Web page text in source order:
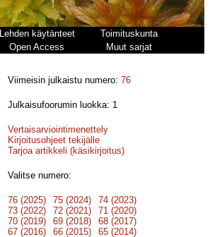
Lehden käytänteet
Toimituskunta
Open Access Muut sarjat
Viimeisin julkaistu numero:76
Julkaisufoorumin luokka: 1
Vertaisarviointimenettely
Kirjoitusohjeet tekijälle
Tarjoa artikkeli (käsikirjoitus)
Valitse numero:
76 (2025) 75 (2024)
74 (2023)
73 (2022)
72 (2021)
71 (2020)
70 (2019)
69 (2018)
68 (2017)
67 (2016)
66 (2015)
65 (2014)